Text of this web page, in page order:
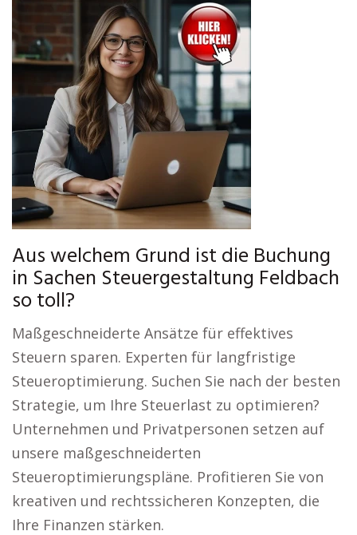
Aus welchem Grund ist die Buchung
in Sachen Steuergestaltung Feldbach
so toll?
Maßgeschneiderte Ansätze für effektives
Steuern sparen. Experten für langfristige
Steueroptimierung. Suchen Sie nach der besten
Strategie, um Ihre Steuerlast zu optimieren?
Unternehmen und Privatpersonen setzen auf
unsere maßgeschneiderten
Steueroptimierungspläne. Profitieren Sie von
kreativen und rechtssicheren Konzepten, die
Ihre Finanzen stärken.